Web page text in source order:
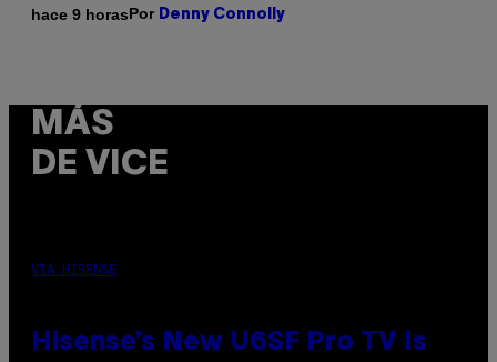
hace 9 horasPor Denny Connolly
MÁS
DE VICE
VIA HISENSE
Hisense’s New U6SF Pro TV Is